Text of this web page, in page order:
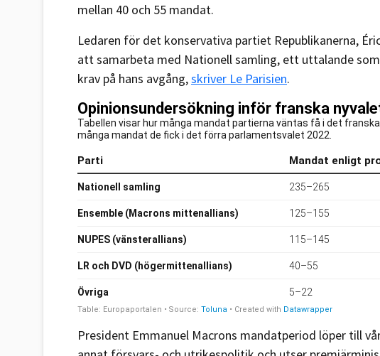
mellan 40 och 55 mandat.
Ledaren för det konservativa partiet Republikanerna,
att samarbeta med Nationell samling, ett uttalande
krav på hans avgång,skriver Le Parisien.
President Emmanuel Macrons mandatperiod löper till